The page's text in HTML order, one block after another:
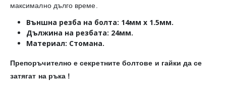
максимално дълго време.
Външна резба на болта: 14мм х 1.5мм.
Дължина на резбата: 24мм.
Материал: Стомана.
Препоръчително е секретните болтове и гайки да се
затягат на ръка !